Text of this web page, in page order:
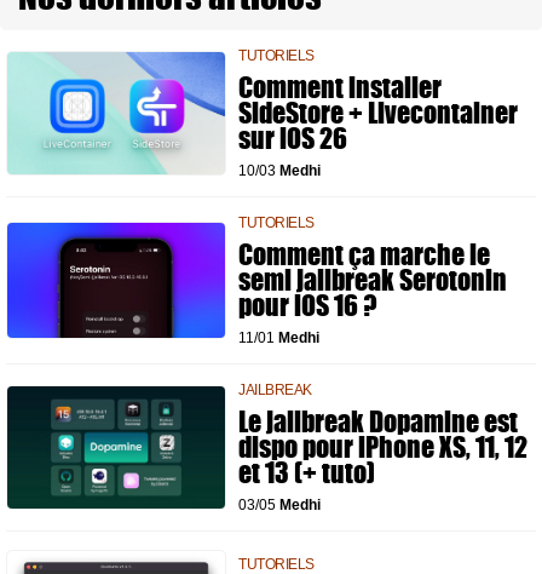
TUTORIELS
Comment installer
SideStore + Livecontainer
sur iOS 26
10/03 Medhi
TUTORIELS
Comment ça marche le
semi jailbreak Serotonin
pour iOS 16 ?
11/01 Medhi
JAILBREAK
Le jailbreak Dopamine est
dispo pour iPhone XS, 11, 12
et 13 (+ tuto)
03/05 Medhi
TUTORIELS